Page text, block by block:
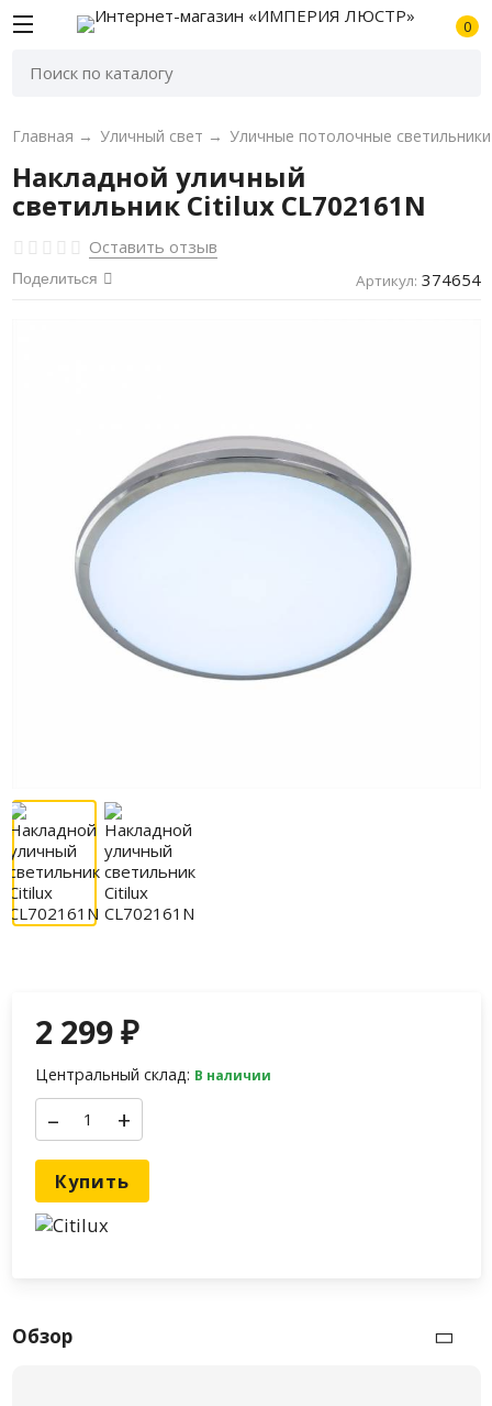
0
Главная → Уличный свет → Уличные потолочные светильники
Накладной уличный
светильник Citilux CL702161N
Оставить отзыв
Поделиться Артикул: 374654
2 299₽
Центральный склад: В наличии
– +
Купить
Обзор